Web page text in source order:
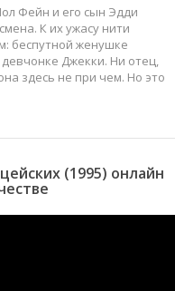
Фейн и его сын Эдди
К их ужасу нити
беспутной женушке
Джекки. Ни отец,
здесь не при чем. Но это
(1995) онлайн